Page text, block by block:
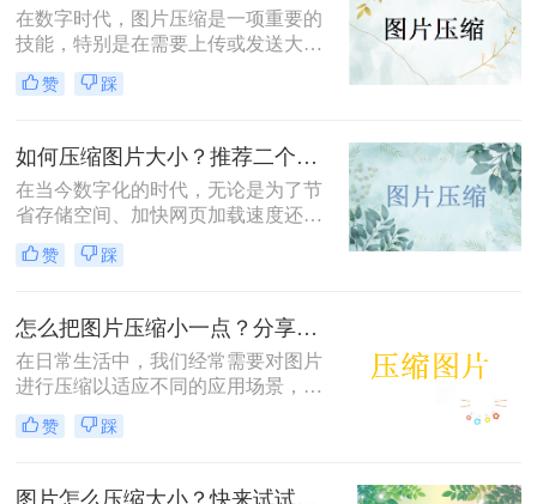
在数字时代，图片压缩是一项重要的
技能，特别是在需要上传或发送大量
图片时。将图片压缩至200KB以内可
以显著减小文件大小，节省存储空
缩成200kb以内呢？本文将介绍三种
将图片压缩至200KB以内的方法。
赞 踩
如何压缩图片大小？推荐二个实用且高效的压缩方法！
在当今数字化的时代，无论是为了节
省存储空间、加快网页加载速度还是
适应特定平台的上传要求，图片压缩
都是一项不可或缺的技能。那么如何
泛使用的图片压缩方法。
赞 踩
怎么把图片压缩小一点？分享二个简单易用的方法！
在日常生活中，我们经常需要对图片
进行压缩以适应不同的应用场景，比
如上传到社交媒体、发送电子邮件或
插入文档中。那么怎么把图片压缩小
文件大小，本文将介绍两种简单有效
赞 踩
图片怎么压缩大小？快来试试这5种压缩方法！